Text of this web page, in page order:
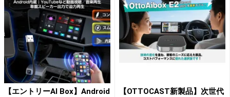
【エントリーAI Box】Android
【OTTOCAST新製品】次世代